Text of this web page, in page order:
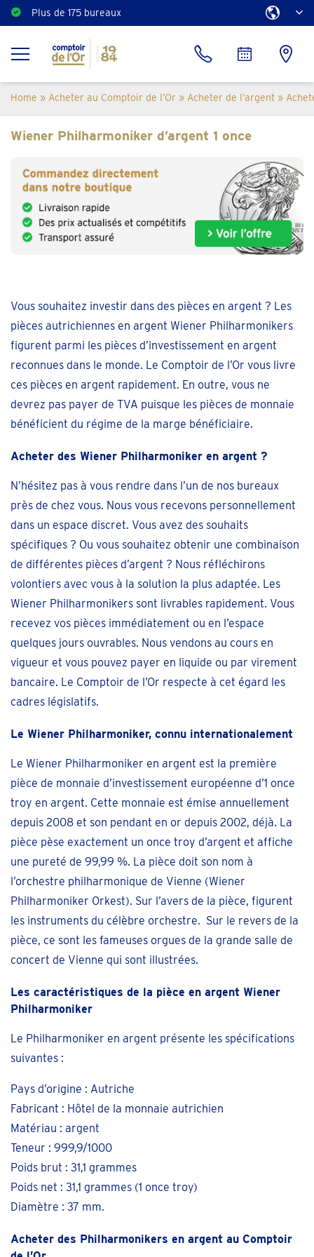
Plus de 175 bureaux
Home » Acheter au Comptoir de l’Or » Acheter de l’argent »
Wiener Philharmoniker d’argent 1 once
Vous souhaitez investir dans des pièces en argent ? Les
pièces autrichiennes en argent Wiener Philharmonikers
figurent parmi les pièces d’investissement en argent
reconnues dans le monde. Le Comptoir de l’Or vous livre
ces pièces en argent rapidement. En outre, vous ne
devrez pas payer de TVA puisque les pièces de monnaie
bénéficient du régime de la marge bénéficiaire.
Acheter des Wiener Philharmoniker en argent ?
N’hésitez pas à vous rendre dans l’un de nos bureaux
près de chez vous. Nous vous recevons personnellement
dans un espace discret. Vous avez des souhaits
spécifiques ? Ou vous souhaitez obtenir une combinaison
de différentes pièces d’argent ? Nous réfléchirons
volontiers avec vous à la solution la plus adaptée. Les
Wiener Philharmonikers sont livrables rapidement. Vous
recevez vos pièces immédiatement ou en l’espace
quelques jours ouvrables. Nous vendons au cours en
vigueur et vous pouvez payer en liquide ou par virement
bancaire. Le Comptoir de l’Or respecte à cet égard les
cadres législatifs.
Le Wiener Philharmoniker, connu internationalement
Le Wiener Philharmoniker en argent est la première
pièce de monnaie d’investissement européenne d’1 once
troy en argent. Cette monnaie est émise annuellement
depuis 2008 et son pendant en or depuis 2002, déjà. La
pièce pèse exactement un once troy d’argent et affiche
une pureté de 99,99 %. La pièce doit son nom à
l’orchestre philharmonique de Vienne (Wiener
Philharmoniker Orkest). Sur l’avers de la pièce, figurent
les instruments du célèbre orchestre. Sur le revers de la
pièce, ce sont les fameuses orgues de la grande salle de
concert de Vienne qui sont illustrées.
Les caractéristiques de la pièce en argent Wiener
Philharmoniker
Le Philharmoniker en argent présente les spécifications
suivantes :
Pays d’origine : Autriche
Fabricant : Hôtel de la monnaie autrichien
Matériau : argent
Teneur : 999,9/1000
Poids brut : 31,1 grammes
Poids net : 31,1 grammes (1 once troy)
Diamètre : 37 mm.
Acheter des Philharmonikers en argent au Comptoir